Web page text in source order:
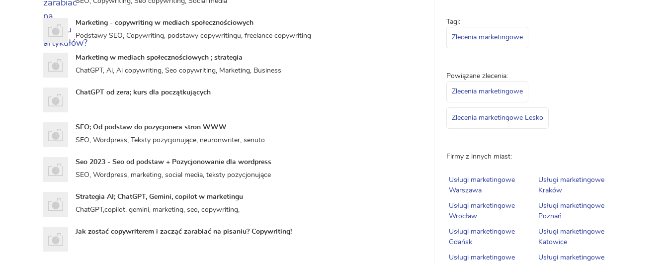
Marketing - copywriting w mediach społecznościowych
Podstawy SEO, Copywriting, podstawy copywritingu, freelance copywriting
Marketing w mediach społecznościowych ; strategia
ChatGPT, Ai, Ai copywriting, Seo copywriting, Marketing, Business
ChatGPT od zera; kurs dla początkujących
SEO; Od podstaw do pozycjonera stron WWW
SEO, Wordpress, Teksty pozycjonujące, neuronwriter, senuto
Seo 2023 - Seo od podstaw + Pozycjonowanie dla wordpress
SEO, Wordpress, marketing, social media, teksty pozycjonujące
Strategia AI; ChatGPT, Gemini, copilot w marketingu
ChatGPT,copilot, gemini, marketing, seo, copywriting,
Jak zostać copywriterem i zacząć zarabiać na pisaniu? Copywriting!
Tagi:
Zlecenia marketingowe
Powiązane zlecenia:
Zlecenia marketingowe
Zlecenia marketingowe Lesko
Firmy z innych miast:
Usługi marketingowe
Warszawa
Usługi marketingowe
Kraków
Usługi marketingowe
Wrocław
Usługi marketingowe
Poznań
Usługi marketingowe
Gdańsk
Usługi marketingowe
Katowice
Usługi marketingowe
Usługi marketingowe